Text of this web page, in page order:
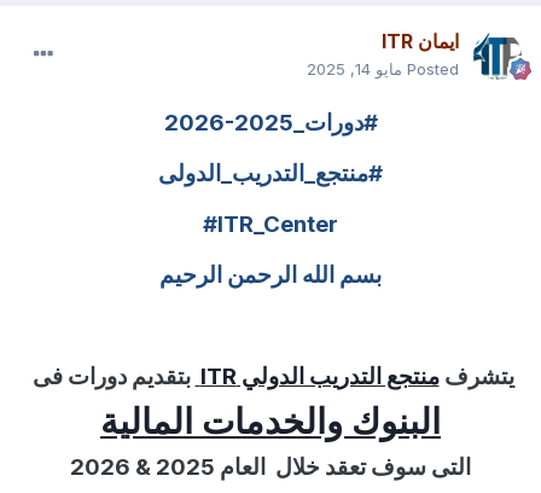
ايمان ITR
Posted مايو 14, 2025
#دورات_ 2026-2025
#منتجع_التدريب_الدولى
#ITR_Center
بسم الله الرحمن الرحيم
يتشرف منتجع التدريب الدولي ITR بتقديم دورات فى
البنوك والخدمات المالية
التى سوف تعقد خلال العام 202 5
&
2026